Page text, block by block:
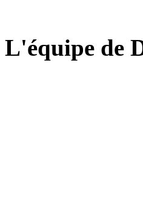
L'équipe de